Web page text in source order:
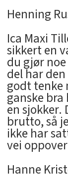
Henning
Ica Maxi
sikkert en
du gjør
del har
godt tenke
ganske
en
brutto, så
ikke har
vei oppover
Hanne